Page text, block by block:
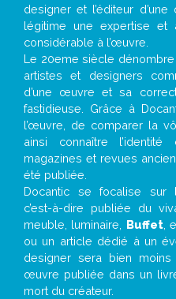
designer et l’éditeur
légitime une expertise et
considérable à l’œuvre.
Le 20eme siècle
artistes et designers
d’une œuvre et sa
fastidieuse. Grâce à
l’œuvre, de comparer la
ainsi connaître
magazines et revues
été publiée.
Docantic se focalise sur
c’est-à-dire publiée du
meuble, luminaire, Buffet,
ou un article dédié à un
designer sera bien moins
œuvre publiée dans un
mort du créateur.